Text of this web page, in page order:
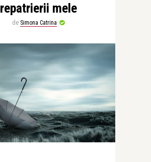
repatrierii mele
de Simona Catrina